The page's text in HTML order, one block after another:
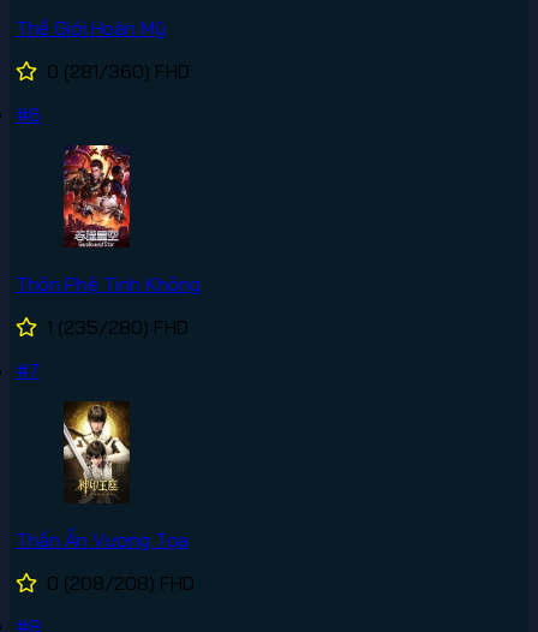
Thế Giới Hoàn Mỹ
0 (281/360) FHD
#6
Thôn Phệ Tinh Không
1 (235/280) FHD
#7
Thần Ấn Vương Tọa
0 (208/208) FHD
#8